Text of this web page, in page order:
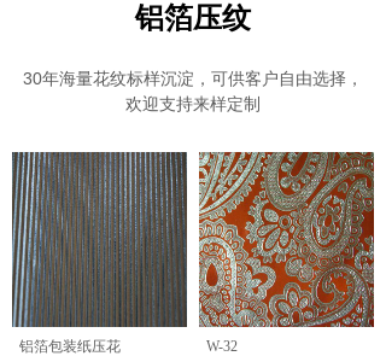
30年海量花纹标样沉淀，可供客户自由选择，
欢迎支持来样定制
铝箔包装纸压花 W-32
铝箔压纹